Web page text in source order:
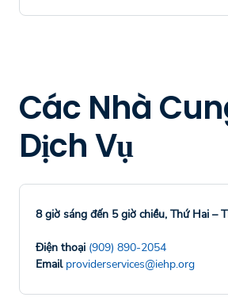
Các Nhà
Dịch Vụ
8 giờ sáng đến 5 giờ chiều, Thứ Hai –
Điện thoại (909) 890-2054
Email providerservices@iehp.org